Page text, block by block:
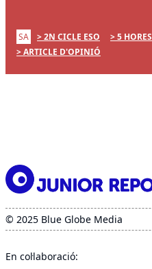
SA 2N CICLE ESO 5 HORES
ARTICLE D'OPINIÓ
© 2025 Blue Globe Media
En col·laboració: